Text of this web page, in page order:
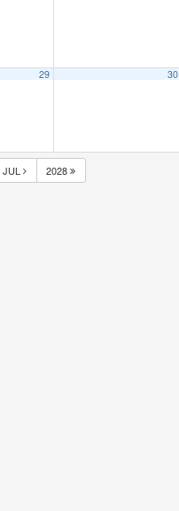
29 30
JUL 2028